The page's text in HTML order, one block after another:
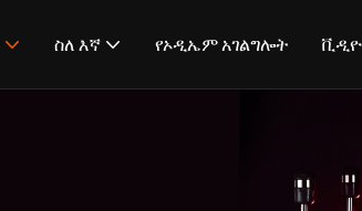
ስለ እኛ የኦዲኤም አገልግሎት ቪዲዮ